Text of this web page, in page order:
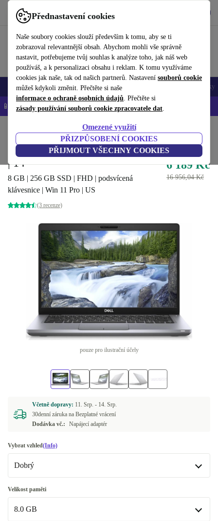
Přednastavení cookies
Naše soubory cookies slouží především k tomu, aby se ti
zobrazoval relevantnější obsah. Abychom mohli vše správně
nastavit, potřebujeme tvůj souhlas k analýze toho, jak náš web
používáš, a k personalizaci obsahu i reklam. K tomu využíváme
cookies jak naše, tak od našich partnerů. Nastavení souborů cookie
můžeš kdykoli změnit. Přečtěte si naše
informace o ochraně osobních údajů. Přečtěte si
zásady používání souborů cookie zpracovatele dat.
Omezené využití
PŘIZPŮSOBENÍ COOKIES
PŘIJMOUT VŠECHNY COOKIES
Používejte refurbed rychle a snadno
Mobily a smartphony Notebooky Tablety Doplňky
📱 -5 % NAVÍC na všechny iPhony – kód: IPHONEDEAL-
Notebooky Notebooky Dell
Dell Latitude 5411 | i5-10400H
| 14"
8 GB | 256 GB SSD | FHD | podsvícená
klávesnice | Win 11 Pro | US
(3 recenze)
6 189 Kč
16 956,04 Kč
pouze pro ilustrační účely
Včetně dopravy: 11. Srp. - 14. Srp.
30denní záruka na Bezplatné vrácení
Dodávka vč.:
Napájecí adaptér
Vybrat vzhled(Info)
Dobrý
Dobrý
Velmi dobrý +240 Kč
Velikost paměti
8.0 GB